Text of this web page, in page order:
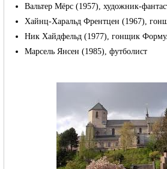
Вальтер Мёрс (1957), художник-
Хайнц-Харальд Френтцен (1967),
Ник Хайдфельд (1977), гонщик
Марсель Янсен (1985), футболист